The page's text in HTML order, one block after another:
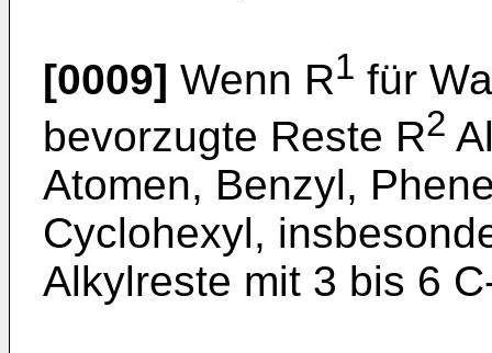
[0009] Wenn R1 für
bevorzugte Reste R2
Atomen, Benzyl,
Cyclohexyl,
Alkylreste mit 3 bis 6